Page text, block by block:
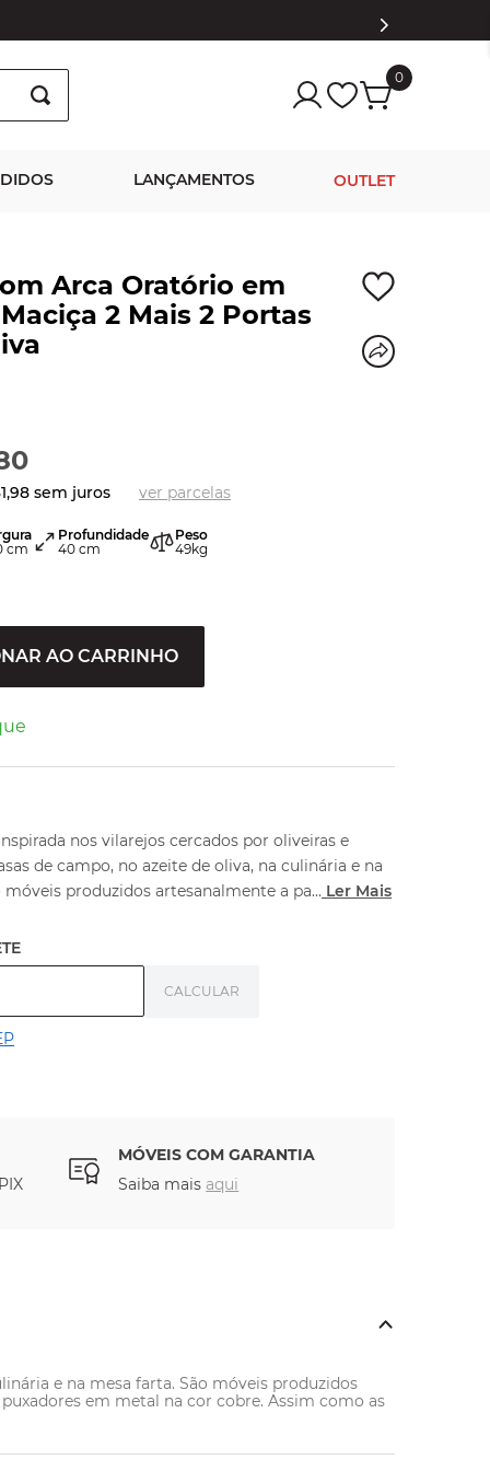
0
LANÇAMENTOS OUTLET
Arca Oratório em
2 Mais 2 Portas
,98 sem juros ver parcelas
cm
Profundidade
40 cm
Peso
49kg
AO CARRINHO
nos vilarejos cercados por oliveiras e
de campo, no azeite de oliva, na culinária e na
móveis produzidos artesanalmente a pa... Ler Mais
MÓVEIS COM GARANTIA
Saiba mais aqui
e na mesa farta. São móveis produzidos
em metal na cor cobre. Assim como as